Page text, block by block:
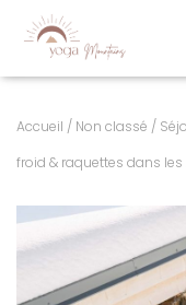
Accueil / Non classé /
froid & raquettes dans les